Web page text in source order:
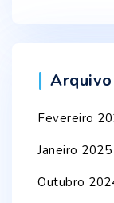
Arquivo
Fevereiro
Janeiro 2025
Outubro